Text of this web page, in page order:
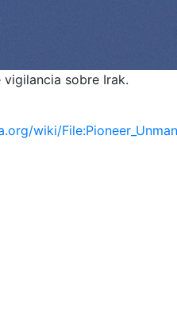
vigilancia sobre Irak.
wiki/